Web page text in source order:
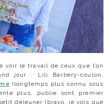
voir le travail de ceux que l’on
jour : Lili Barbery-coulon,
(longtemps plus connu sous
plus, publie sont premier
déjeuner (bravo, je vois que